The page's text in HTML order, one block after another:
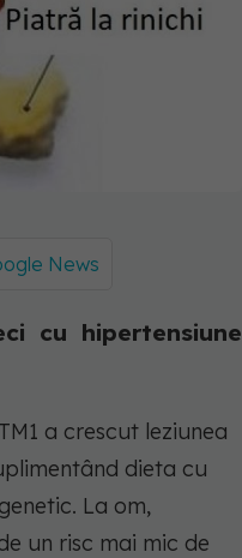
News
cu hipertensiune
a crescut leziunea
dieta cu
La om,
un risc mai mic de